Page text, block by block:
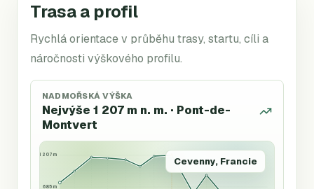
Trasa a profil
Rychlá orientace v průběhu trasy, startu, cíli a
náročnosti výškového profilu.
NADMOŘSKÁ VÝŠKA
Nejvýše 1 207 m n. m. · Pont-de-
Montvert
Cevenny, Francie
1 207 m
685 m